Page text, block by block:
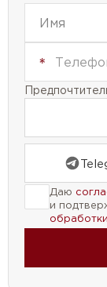
Проект дома
с большим
Даю
и